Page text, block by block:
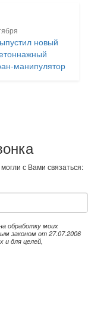
новый
манипулятор
с Вами связаться:
обработку моих
законом от 27.07.2006
и для целей,